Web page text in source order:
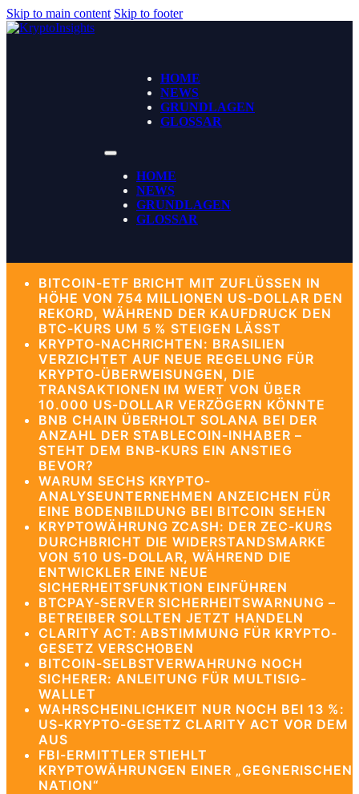
Skip to main content Skip to footer
HOME
NEWS
GRUNDLAGEN
GLOSSAR
HOME
NEWS
GRUNDLAGEN
GLOSSAR
BITCOIN-ETF BRICHT MIT ZUFLÜSSEN IN
HÖHE VON 754 MILLIONEN US-DOLLAR DEN
REKORD, WÄHREND DER KAUFDRUCK DEN
BTC-KURS UM 5 % STEIGEN LÄSST
KRYPTO-NACHRICHTEN: BRASILIEN
VERZICHTET AUF NEUE REGELUNG FÜR
KRYPTO-ÜBERWEISUNGEN, DIE
TRANSAKTIONEN IM WERT VON ÜBER
10.000 US-DOLLAR VERZÖGERN KÖNNTE
BNB CHAIN ÜBERHOLT SOLANA BEI DER
ANZAHL DER STABLECOIN-INHABER –
STEHT DEM BNB-KURS EIN ANSTIEG
BEVOR?
WARUM SECHS KRYPTO-
ANALYSEUNTERNEHMEN ANZEICHEN FÜR
EINE BODENBILDUNG BEI BITCOIN SEHEN
KRYPTOWÄHRUNG ZCASH: DER ZEC-KURS
DURCHBRICHT DIE WIDERSTANDSMARKE
VON 510 US-DOLLAR, WÄHREND DIE
ENTWICKLER EINE NEUE
SICHERHEITSFUNKTION EINFÜHREN
BTCPAY-SERVER SICHERHEITSWARNUNG –
BETREIBER SOLLTEN JETZT HANDELN
CLARITY ACT: ABSTIMMUNG FÜR KRYPTO-
GESETZ VERSCHOBEN
BITCOIN-SELBSTVERWAHRUNG NOCH
SICHERER: ANLEITUNG FÜR MULTISIG-
WALLET
WAHRSCHEINLICHKEIT NUR NOCH BEI 13 %:
US-KRYPTO-GESETZ CLARITY ACT VOR DEM
AUS
FBI-ERMITTLER STIEHLT
KRYPTOWÄHRUNGEN EINER „GEGNERISCHEN
NATION“